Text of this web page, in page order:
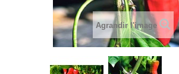
Agrandir l'image